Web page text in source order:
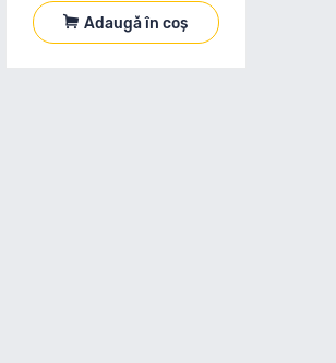
Adaugă în coș